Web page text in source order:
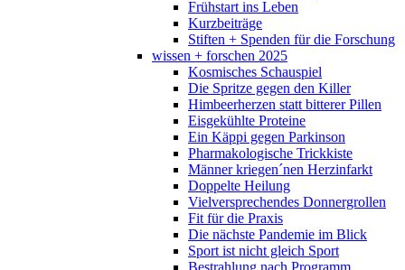
Frühstart ins Leben
Kurzbeiträge
Stiften + Spenden für die Forschung
wissen + forschen 2025
Kosmisches Schauspiel
Die Spritze gegen den Killer
Himbeerherzen statt bitterer Pillen
Eisgekühlte Proteine
Ein Käppi gegen Parkinson
Pharmakologische Trickkiste
Männer kriegen´nen Herzinfarkt
Doppelte Heilung
Vielversprechendes Donnergrollen
Fit für die Praxis
Die nächste Pandemie im Blick
Sport ist nicht gleich Sport
Bestrahlung nach Programm